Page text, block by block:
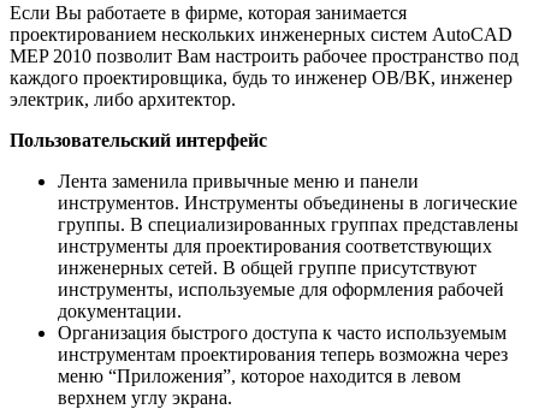
Если Вы работаете в фирме, которая занимается
проектированием нескольких инженерных систем AutoCAD
MEP 2010 позволит Вам настроить рабочее пространство под
каждого проектировщика, будь то инженер ОВ/ВК, инженер
электрик, либо архитектор.
Пользовательский интерфейс
Лента заменила привычные меню и панели
инструментов. Инструменты объединены в логические
группы. В специализированных группах представлены
инструменты для проектирования соответствующих
инженерных сетей. В общей группе присутствуют
инструменты, используемые для оформления рабочей
документации.
Организация быстрого доступа к часто используемым
инструментам проектирования теперь возможна через
меню “Приложения”, которое находится в левом
верхнем углу экрана.